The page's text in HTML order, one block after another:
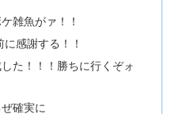
雑魚がァ！！
感謝する！！
た！！！勝ちに行くぞォ
確実に